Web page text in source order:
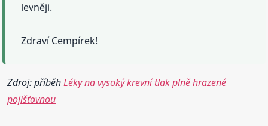
levněji.
Zdraví Cempírek!
Zdroj: příběhLéky na vysoký krevní tlak plně hrazené
pojišťovnou